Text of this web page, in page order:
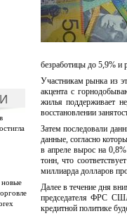
безработицы до 5,9% и
Участникам рынка из
акцента с
жилья поддерживает
восстановлении
Затем последовали
данные, согласно
в апреле вырос на
тонн, что
миллиарда долларов
Далее в течение дня
председателя ФРС
кредитной политике